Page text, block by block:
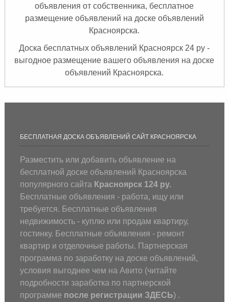
объявления от собственника, бесплатное
размещение объявлений на доске объявлений
Красноярска.
Доска бесплатных объявлений Красноярск 24 ру -
выгодное размещение вашего объявления на доске
объявлений Красноярска.
БЕСПЛАТНАЯ ДОСКА ОБЪЯВЛЕНИЙ САЙТ КРАСНОЯРСКА
Разместить или добавить объявление на
бесплатной доске объявлений Красноярска
популярного сайта Красноярск 124 ру.
Бесплатные объявления - работа, ищу или
требуется. Бесплатные объявления
недвижимость - куплю или продам квартиру,
гостинку. Бесплатные объявления - ремонт
квартир и отделочные работы. Партнерская
программа по заработку на доске объявлений,
условия выгоднее чем на Авито (читайте
подробности заработка по партнерской
программе после регистрации ЗДЕСЬ) .